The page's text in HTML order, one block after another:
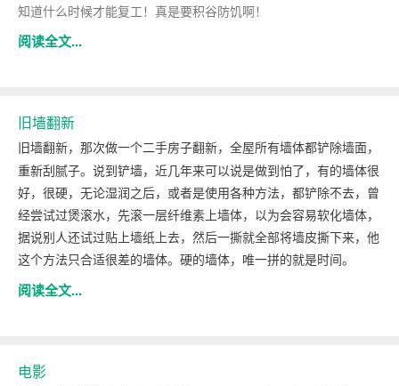
知道什么时候才能复工！真是要积谷防饥啊！
阅读全文...
旧墙翻新
旧墙翻新，那次做一个二手房子翻新，全屋所有墙体都铲除墙面，
重新刮腻子。说到铲墙，近几年来可以说是做到怕了，有的墙体很
好，很硬，无论湿润之后，或者是使用各种方法，都铲除不去，曾
经尝试过煲滚水，先滚一层纤维素上墙体，以为会容易软化墙体，
据说别人还试过贴上墙纸上去，然后一撕就全部将墙皮撕下来，他
这个方法只合适很差的墙体。硬的墙体，唯一拼的就是时间。
阅读全文...
电影